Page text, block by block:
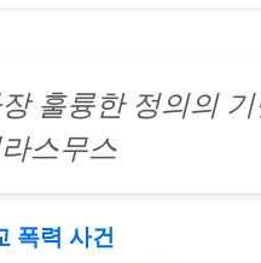
훌륭한 정의의
스무스
폭력 사건